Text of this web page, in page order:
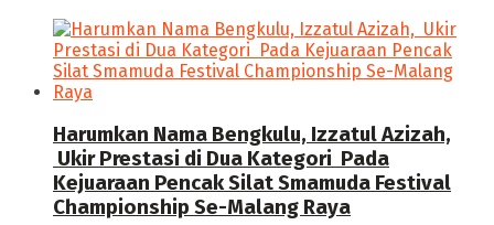
Harumkan Nama Bengkulu, Izzatul Azizah,
Ukir Prestasi di Dua Kategori Pada
Kejuaraan Pencak Silat Smamuda Festival
Championship Se-Malang Raya